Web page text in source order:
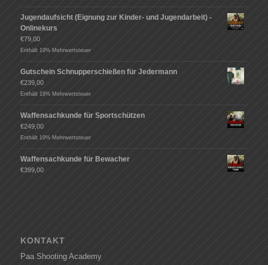
Jugendaufsicht (Eignung zur Kinder- und Jugendarbeit) -
Onlinekurs
€79,00
Enthält 19% Mehrwertsteuer
Gutschein Schnupperschießen für Jedermann
€239,00
Enthält 19% Mehrwertsteuer
Waffensachkunde für Sportschützen
€249,00
Enthält 19% Mehrwertsteuer
Waffensachkunde für Bewacher
€399,00
KONTAKT
Paa Shooting Academy